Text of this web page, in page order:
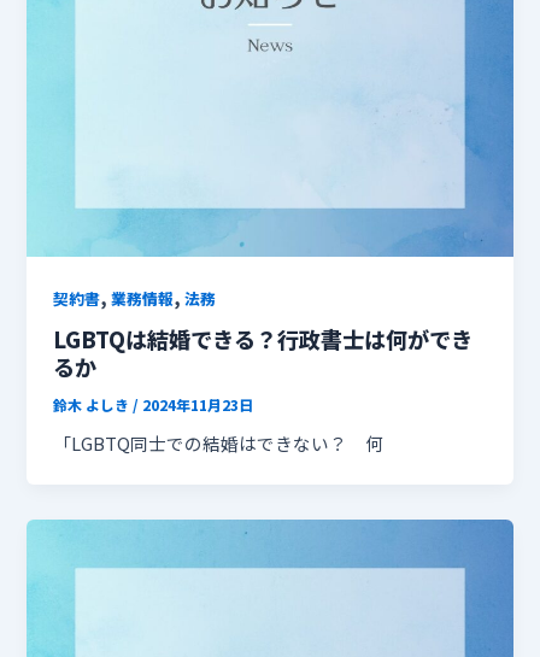
契約書,業務情報,法務
LGBTQは結婚できる？行政書士は何ができ
るか
鈴木 よしき / 2024年11月23日
「LGBTQ同士での結婚はできない？ 何